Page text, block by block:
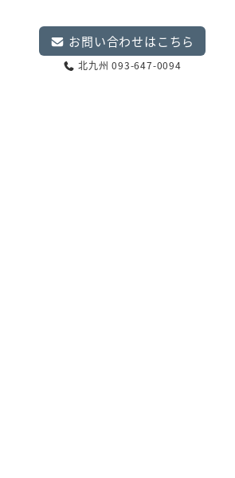
お問い合わせはこちら
北九州 093-647-0094